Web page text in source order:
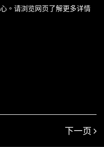
。请浏览网页了解更多详情
下一页